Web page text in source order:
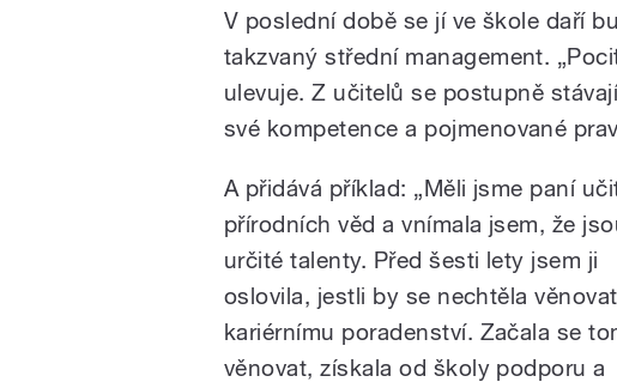
V poslední době se jí ve škole daří
takzvaný střední management.
ulevuje. Z učitelů se postupně
své kompetence a pojmenované
A přidává příklad: „Měli jsme paní
přírodních věd a vnímala jsem, že
určité talenty. Před šesti lety jsem ji
oslovila, jestli by se nechtěla věnovat
kariérnímu poradenství. Začala se
věnovat, získala od školy podporu a